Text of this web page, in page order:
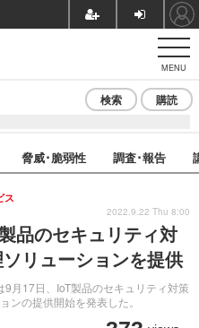
MENU
検索 購読
脅威･脆弱性 調査･報告
品のセキュリティ対
リューションを提供
月17日、IoT製品のセキュリティ対策
ンの提供開始を発表した。
ス
2022.9.22 Thu 8:00